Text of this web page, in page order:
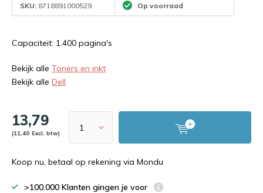
SKU: 8718891000529 Op voorraad
Capaciteit: 1.400 pagina's
Bekijk alle Toners en inkt
Bekijk alle Dell
13,79
(11,40 Excl. btw)
Koop nu, betaal op rekening via Mondu
>100.000 Klanten gingen je voor